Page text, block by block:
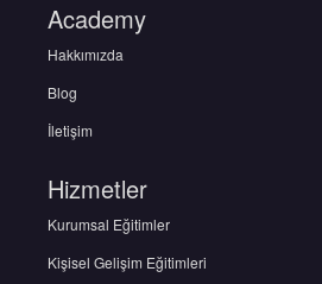
Academy
Hakkımızda
Blog
İletişim
Hizmetler
Kurumsal Eğitimler
Kişisel Gelişim Eğitimleri